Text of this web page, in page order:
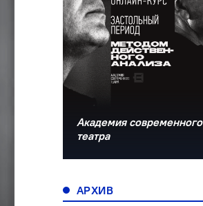
Академия современного
театра
АРХИВ